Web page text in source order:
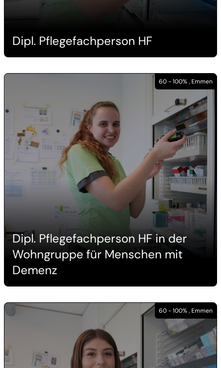
Dipl. Pflegefachperson HF
60 - 100% , Emmen
Dipl. Pflegefachperson HF in der
Wohngruppe für Menschen mit
Demenz
60 - 100% , Emmen